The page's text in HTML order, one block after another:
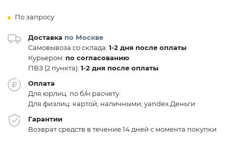
По запросу
Доставка по Москве
Самовывоза со склада: 1-2 дня после оплаты
Курьером: по согласованию
ПВЗ (2 пункта): 1-2 дня после оплаты
Оплата
Для юрлиц: по б/н расчету.
Для физлиц: картой, наличными, yandex.Деньги
Гарантии
Возврат средств в течение 14 дней с момента покупки